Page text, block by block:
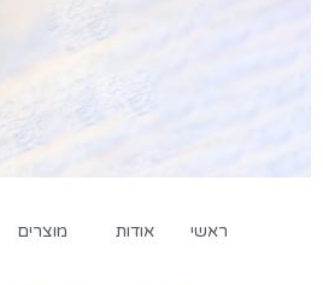
ראשי אודות מוצרים